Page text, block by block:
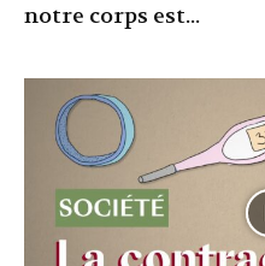
notre corps est...